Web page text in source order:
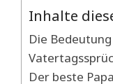
Inhalte
Die
Der beste